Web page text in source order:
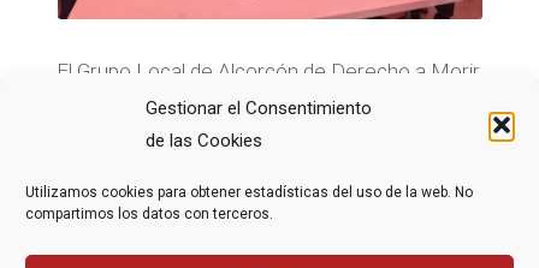
Gestionar el Consentimiento
de las Cookies
Utilizamos cookies para obtener estadísticas del uso de la web. No
compartimos los datos con terceros.
El Grupo Local de Alcorcón de Derecho a Morir
Dignamente (DMD) Madrid participó en las
actividades programadas en la Semana de la